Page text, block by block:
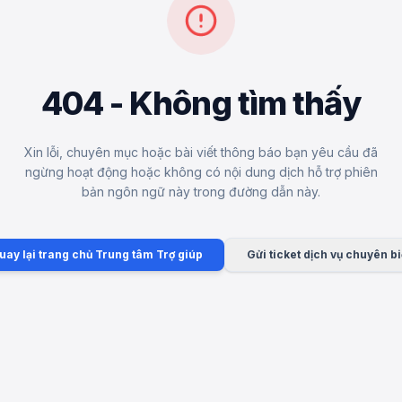
404 - Không tìm thấy
Xin lỗi, chuyên mục hoặc bài viết thông báo bạn yêu cầu đã
ngừng hoạt động hoặc không có nội dung dịch hỗ trợ phiên
bản ngôn ngữ này trong đường dẫn này.
lại trang chủ Trung tâm Trợ giúp Gửi ticket dịch vụ chuyên